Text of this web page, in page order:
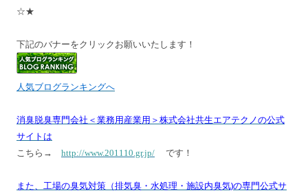
☆★
下記のバナーをクリックお願いいたします！
人気ブログランキングへ
消臭脱臭専門会社＜業務用産業用＞株式会社共生エアテクノの公式
サイトは
こちら→ http://www.201110.gr.jp/ です！
また、工場の臭気対策（排気臭・水処理・施設内臭気)の専門公式サ